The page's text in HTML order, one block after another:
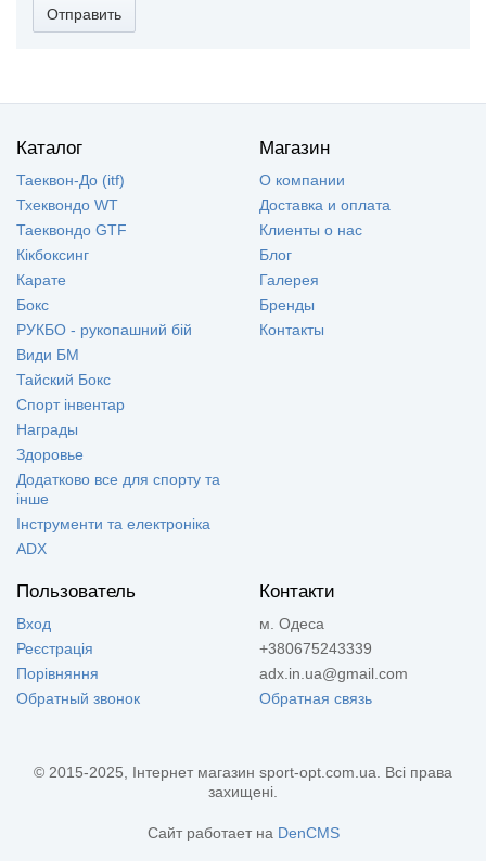
Отправить
Каталог
Таеквон-До (itf)
Тхеквондо WT
Таеквондо GTF
Кікбоксинг
Карате
Бокс
РУКБО - рукопашний бій
Види БМ
Тайский Бокс
Спорт інвентар
Награды
Здоровье
Додатково все для спорту та
інше
Інструменти та електроніка
ADX
Магазин
О компании
Доставка и оплата
Клиенты о нас
Блог
Галерея
Бренды
Контакты
Пользователь
Вход
Реєстрація
Порівняння
Обратный звонок
Контакти
м. Одеса
+380675243339
adx.in.ua@gmail.com
Обратная связь
© 2015-2025, Інтернет магазин sport-opt.com.ua. Всі права
захищені.
Сайт работает на DenCMS